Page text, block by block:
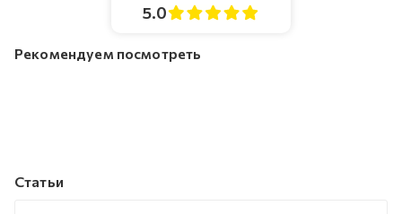
5.0
Рекомендуем посмотреть
Статьи